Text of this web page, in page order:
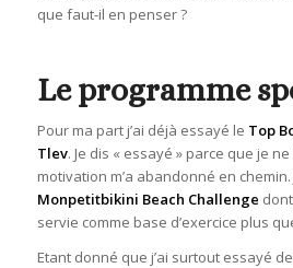
que faut-il en penser ?
Le programme
Pour ma part j’ai déjà essayé le Top
Tlev. Je dis « essayé » parce que je ne
motivation m’a abandonné en
Monpetitbikini Beach Challenge
servie comme base d’exercice plus
Etant donné que j’ai surtout essayé